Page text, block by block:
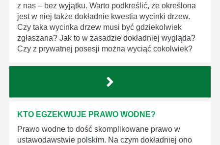
z nas – bez wyjątku. Warto podkreślić, że określona
jest w niej także dokładnie kwestia wycinki drzew.
Czy taka wycinka drzew musi być gdziekolwiek
zgłaszana? Jak to w zasadzie dokładniej wygląda?
Czy z prywatnej posesji można wyciąć cokolwiek?
KTO EGZEKWUJE PRAWO WODNE?
Prawo wodne to dość skomplikowane prawo w
ustawodawstwie polskim. Na czym dokładniej ono